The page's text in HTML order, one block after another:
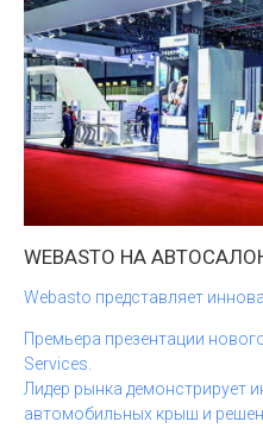
WEBASTO НА
Webasto представляет
Премьера презентации
Services.
Лидер рынка демонстрирует
автомобильных крыш и